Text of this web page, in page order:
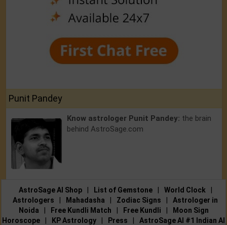
Punit Pandey
Know astrologer Punit Pandey: the brain
behind AstroSage.com
AstroSage AI Shop List of Gemstone World Clock
Astrologers
Mahadasha Zodiac Signs
Astrologer in
Noida
Free Kundli Match Free Kundli
Moon Sign
Horoscope
KP Astrology Press AstroSage AI #1 Indian AI